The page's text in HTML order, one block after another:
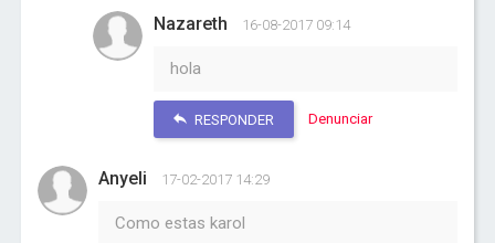
Nazareth 16-08-2017 09:14
hola
RESPONDER Denunciar
Anyeli 17-02-2017 14:29
Como estas karol